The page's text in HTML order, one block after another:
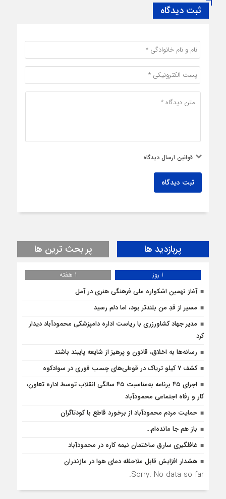
ثبت دیدگاه
قوانین ارسال دیدگاه
ثبت دیدگاه
پربازدید ها پر بحث ترین ها
1 روز
1 هفته
آغاز نهمین اشکواره ملی فرهنگی هنری در آمل
مسیر از قدِ من بلندتر بود، اما دلم رسید
مدیر جهاد کشاورزری با ریاست اداره دامپزشکی محمودآباد دیدار
کرد
رسانه‌ها به اخلاق، قانون و پرهیز از شایعه پایبند باشند
کشف 7 کیلو تریاک در قوطی‌‌های چسب فوری در سوادکوه
اجرای ۴۵ برنامه به‌مناسبت ۴۵ سالگی انقلاب توسط اداره تعاون،
کار و رفاه اجتماعی محمودآباد
حمایت مردم محمودآباد از برخورد قاطع با کودتاگران
باز هم جا مانده‌ام…
غافلگيري سارق ساختمان نيمه کاره در محمودآباد
هشدار افزایش قابل ملاحظه دمای هوا در مازندران
Sorry. No data so far.